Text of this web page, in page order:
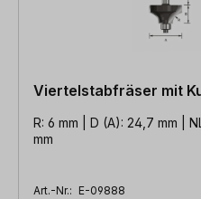
Viertelstabfräser mit
R: 6 mm | D (A): 24,7 mm |
mm
Art.-Nr.: E-09888